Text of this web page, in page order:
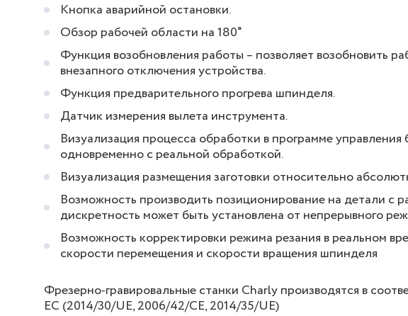
Кнопка аварийной остановки.
Обзор рабочей области на 180˚
Функция возобновления работы – позволяет возобновить
внезапного отключения устройства.
Функция предварительного прогрева шпинделя.
Датчик измерения вылета инструмента.
Визуализация процесса обработки в программе
одновременно с реальной обработкой.
Визуализация размещения заготовки относительно
Возможность производить позиционирование на детали с
дискретность может быть установлена от непрерывного
Возможность корректировки режима резания в реальном
скорости перемещения и скорости вращения шпинделя
Фрезерно-гравировальные станки Charly производятся в
ЕС (2014/30/UE, 2006/42/CE, 2014/35/UE)